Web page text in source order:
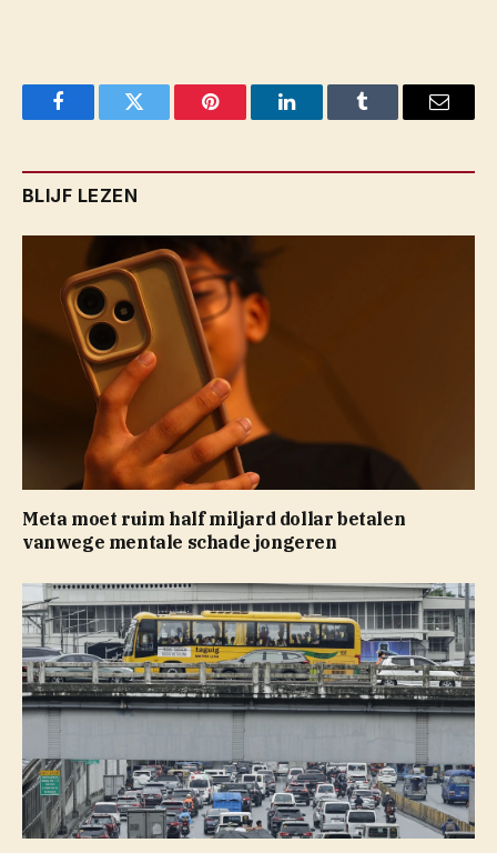
FacebookTwitter Pinterest LinkedInTumblr Email
BLIJF LEZEN
Meta moet ruim half miljard dollar betalen
vanwege mentale schade jongeren